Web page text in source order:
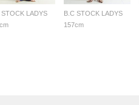
STOCK LADYS
B.C STOCK LADYS
157cm